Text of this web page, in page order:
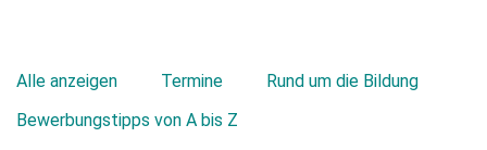
Alle anzeigen Termine
Rund um die Bildung
Bewerbungstipps von A bis Z